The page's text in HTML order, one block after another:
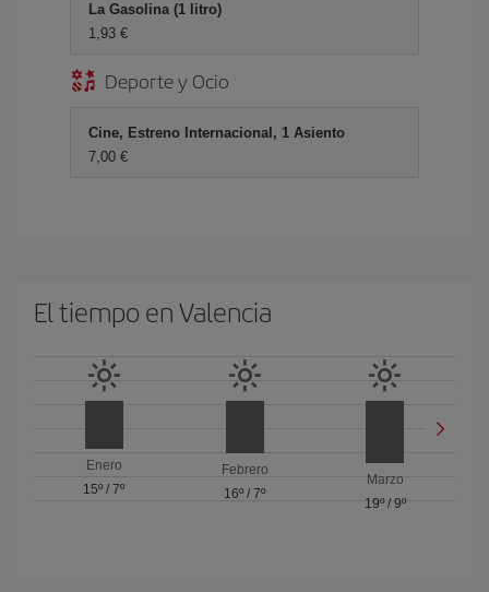
La Gasolina (1 litro)
1,93 €
Deporte y Ocio
Cine, Estreno Internacional, 1 Asiento
7,00 €
El tiempo en Valencia
Enero
15º /7º
Febrero
16º / 7º
Marzo
19º/ 9º